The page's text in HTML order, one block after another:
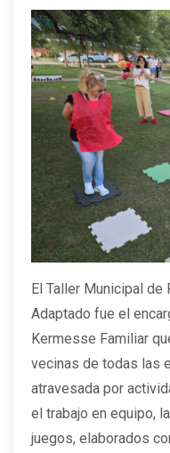
El Taller Municipal de
Adaptado fue el
Kermesse Familiar
vecinas de todas las
atravesada por
el trabajo en equipo,
juegos, elaborados